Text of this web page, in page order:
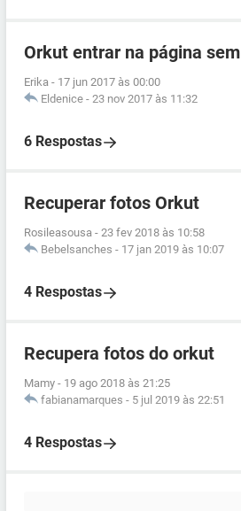
Orkut entrar na página
Erika - 17 jun 2017 às 00:00
Eldenice - 23 nov 2017 às 11:32
6 Respostas
Recuperar fotos Orkut
Rosileasousa - 23 fev 2018 às 10:58
Bebelsanches - 17 jan 2019 às 10:07
4 Respostas
Recupera fotos do orkut
Mamy - 19 ago 2018 às 21:25
fabianamarques - 5 jul 2019 às 22:51
4 Respostas